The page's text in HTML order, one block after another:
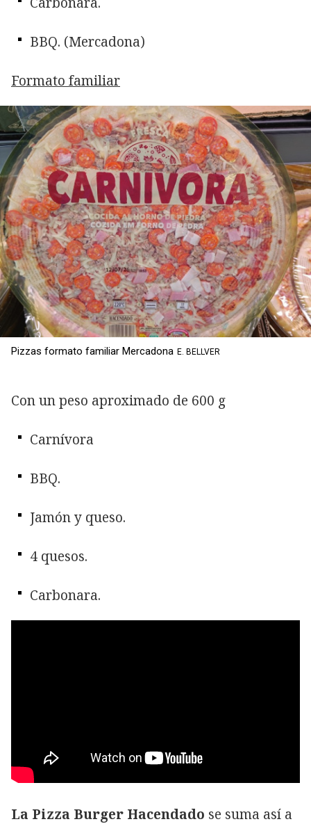
BBQ. (Mercadona)
Formato familiar
Pizzas formato familiar Mercadona E. BELLVER
Con un peso aproximado de 600 g
Carnívora
BBQ.
Jamón y queso.
4 quesos.
Carbonara.
La Pizza Burger Hacendado se suma así a